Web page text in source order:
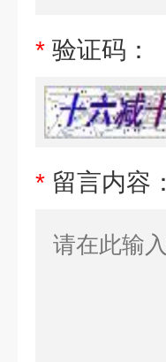
* 验证码：
* 留言内容：